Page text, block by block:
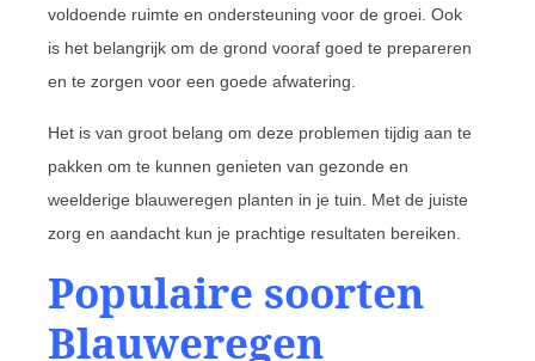
voldoende ruimte en ondersteuning voor de groei. Ook
is het belangrijk om de grond vooraf goed te prepareren
en te zorgen voor een goede afwatering.
Het is van groot belang om deze problemen tijdig aan te
pakken om te kunnen genieten van gezonde en
weelderige blauweregen planten in je tuin. Met de juiste
zorg en aandacht kun je prachtige resultaten bereiken.
Populaire soorten
Blauweregen